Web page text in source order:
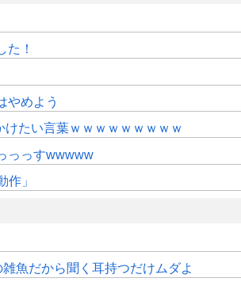
！
やめよう
たい言葉ｗｗｗｗｗｗｗｗｗ
っっすwwwww
」
魚だから聞く耳持つだけムダよ